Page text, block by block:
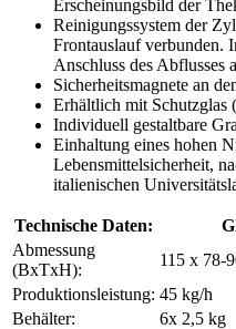
Erscheinungsbild der
Reinigungssystem der
Frontauslauf verbunden.
Anschluss des Abflusses
Sicherheitsmagnete an
Erhältlich mit Schutzglas
Individuell gestaltbare
Einhaltung eines hohen
Lebensmittelsicherheit,
italienischen
Technische Daten:
Abmessung
(BxTxH):
115 x 78-
Produktionsleistung: 45 kg/h
Behälter:
6x 2,5 kg